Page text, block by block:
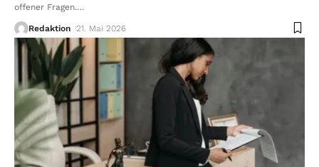
offener Fragen.…
Redaktion 21. Mai 2026